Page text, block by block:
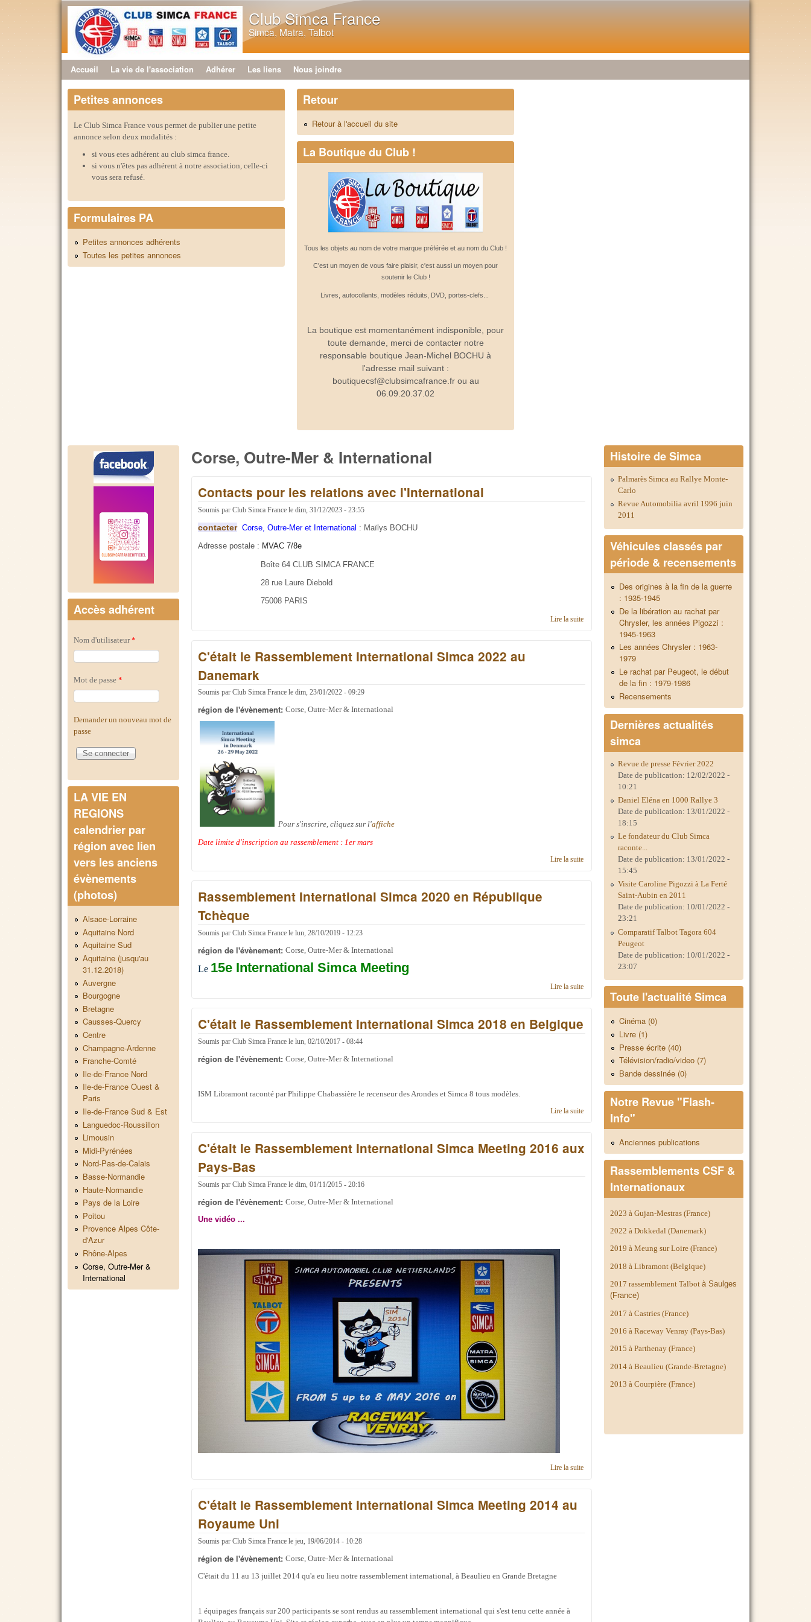
Club Simca France
Simca, Matra, Talbot
Menu principal
Accueil La vie de l'association Adhérer Les liens Nous joindre
Petites annonces
Le Club Simca France vous permet de publier une petite
annonce selon deux modalités :
si vous etes adhérent au club simca france.
si vous n'êtes pas adhérent à notre association, celle-ci
vous sera refusé.
Formulaires PA
Petites annonces adhérents
Toutes les petites annonces
Retour
Retour à l'accueil du site
La Boutique du Club !
Tous les objets au nom de votre marque préférée et au nom du Club !
C'est un moyen de vous faire plaisir, c'est aussi un moyen pour
soutenir le Club !
Livres, autocollants, modèles réduits, DVD, portes-clefs...
La boutique est momentanément indisponible, pour
toute demande, merci de contacter notre
responsable boutique Jean-Michel BOCHU à
l'adresse mail suivant :
boutiquecsf@clubsimcafrance.fr ou au
06.09.20.37.02
Corse, Outre-Mer & International
Contacts pour les relations avec l'International
Soumis parClub Simca France ledim, 31/12/2023 - 23:55
contacter Corse, Outre-Mer et International : Maïlys BOCHU
Adresse postale : MVAC 7/8e
Boîte 64 CLUB SIMCA FRANCE
28 rue Laure Diebold
75008 PARIS
Lire la suite de Contacts pour les relations avec l'International
C'était le Rassemblement International Simca 2022 au
Danemark
Soumis parClub Simca France ledim, 23/01/2022 - 09:29
région de l'évènement:Corse, Outre-Mer & International
Pour s'inscrire, cliquez sur l'affiche
Date limite d'inscription au rassemblement : 1er mars
Lire la suite de C'était le Rassemblement International Simca 2022 au Danemark
Rassemblement International Simca 2020 en République
Tchèque
Soumis parClub Simca France lelun, 28/10/2019 - 12:23
région de l'évènement:Corse, Outre-Mer & International
Le 15e International Simca Meeting
Lire la suite de Rassemblement International Simca 2020 en République Tchèque
C'était le Rassemblement International Simca 2018 en Belgique
Soumis parClub Simca France lelun, 02/10/2017 - 08:44
région de l'évènement:Corse, Outre-Mer & International
ISM Libramont raconté par Philippe Chabassière le recenseur des Arondes et Simca 8 tous modèles.
Lire la suite
C'était le Rassemblement International Simca Meeting 2016 aux
Pays-Bas
Soumis parClub Simca France ledim, 01/11/2015 - 20:16
région de l'évènement:Corse, Outre-Mer & International
Une vidéo ...
Lire la suite
C'était le Rassemblement International Simca Meeting 2014 au
Royaume Uni
Soumis parClub Simca France lejeu, 19/06/2014 - 10:28
région de l'évènement:Corse, Outre-Mer & International
C'était du 11 au 13 juillet 2014 qu'a eu lieu notre rassemblement international, à Beaulieu en Grande Bretagne
1 équipages français sur 200 participants se sont rendus au rassemblement international qui s'est tenu cette année à
Accès adhérent
Nom d'utilisateur*
Mot de passe *
Demander un nouveau mot de
passe
LA VIE EN
REGIONS
calendrier par
région avec lien
vers les anciens
évènements
(photos)
Alsace-Lorraine
Aquitaine Nord
Aquitaine Sud
Aquitaine (jusqu'au
31.12.2018)
Auvergne
Bourgogne
Bretagne
Causses-Quercy
Centre
Champagne-Ardenne
Franche-Comté
Ile-de-France Nord
Ile-de-France Ouest &
Paris
Ile-de-France Sud & Est
Languedoc-Roussillon
Limousin
Midi-Pyrénées
Nord-Pas-de-Calais
Basse-Normandie
Haute-Normandie
Pays de la Loire
Poitou
Provence Alpes Côte-
d'Azur
Rhône-Alpes
Corse, Outre-Mer &
International
Histoire de Simca
Palmarès Simca au Rallye Monte-
Carlo
Revue Automobilia avril 1996 juin
2011
Véhicules classés par
période & recensements
Des origines à la fin de la guerre
: 1935-1945
De la libération au rachat par
Chrysler, les années Pigozzi :
1945-1963
Les années Chrysler : 1963-
1979
Le rachat par Peugeot, le début
de la fin : 1979-1986
Recensements
Dernières actualités
simca
Revue de presse Février 2022
Date de publication: 12/02/2022 -
10:21
Daniel Eléna en 1000 Rallye 3
Date de publication: 13/01/2022 -
18:15
Le fondateur du Club Simca
raconte...
Date de publication: 13/01/2022 -
15:45
Visite Caroline Pigozzi à La Ferté
Saint-Aubin en 2011
Date de publication: 10/01/2022 -
23:21
Comparatif Talbot Tagora 604
Peugeot
Date de publication: 10/01/2022 -
23:07
Toute l'actualité Simca
Cinéma (0)
Livre (1)
Presse écrite (40)
Télévision/radio/video (7)
Bande dessinée (0)
Notre Revue "Flash-
Info"
Anciennes publications
Rassemblements CSF &
Internationaux
2023 à Gujan-Mestras (France)
2022 à Dokkedal (Danemark)
2019 à Meung sur Loire (France)
2018 à Libramont (Belgique)
2017 rassemblement Talbotà Saulges
(France)
2017 à Castries (France)
2016 à Raceway Venray (Pays-Bas)
2015 à Parthenay (France)
2014 àBeaulieu (Grande-Bretagne)
2013 à Courpière (France)